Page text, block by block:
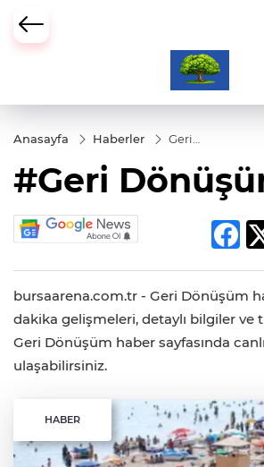
Anasayfa Haberler
Geri
#Geri
bursaarena.com.tr - Geri Dönüşüm
dakika gelişmeleri, detaylı bilgiler ve
Geri Dönüşüm haber sayfasında
ulaşabilirsiniz.
HABER